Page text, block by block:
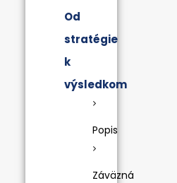
Od
stratégie
k
výsledkom
Popis
Záväzná